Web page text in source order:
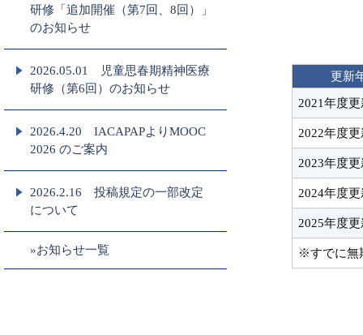
更新
2021年度
2022年度
2023年度
2024年度
2025年度
※すでに無
研修「追加開催（第7回、8回）」
のお知らせ
2026.05.01 児童思春期精神医療
研修（第6回）のお知らせ
2026.4.20 IACAPAPよりMOOC
2026 のご案内
2026.2.16 投稿規定の一部改定
について
»お知らせ一覧